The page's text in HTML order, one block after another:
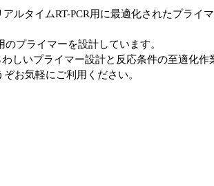
ルタイムRT-PCR用に最適化されたプライマ
プライマーを設計しています。
しいプライマー設計と反応条件の至適化作
お気軽にご利用ください。